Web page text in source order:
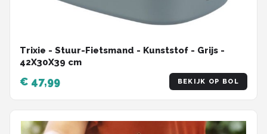
Trixie - Stuur-Fietsmand - Kunststof - Grijs -
42X30X39 cm
€ 47,99 BEKIJK OP BOL